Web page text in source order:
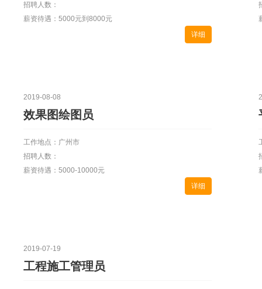
招聘人数：
薪资待遇：5000元到8000元
详细
2019-08-08
效果图绘图员
工作地点：广州市
招聘人数：
薪资待遇：5000-10000元
详细
2019-07-19
工程施工管理员